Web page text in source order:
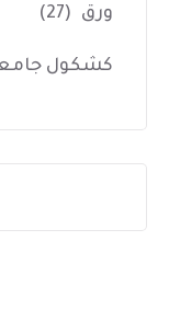
ورق (27)
كشكول